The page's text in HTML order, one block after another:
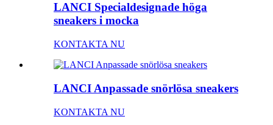
LANCI Specialdesignade höga
sneakers i mocka
KONTAKTA NU
LANCI Anpassade snörlösa sneakers
KONTAKTA NU